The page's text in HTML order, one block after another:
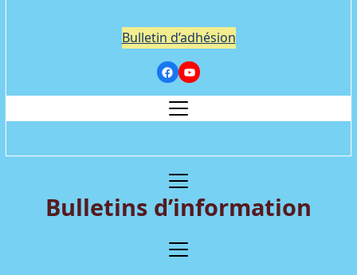
Bulletin d’adhésion
Bulletins d’information